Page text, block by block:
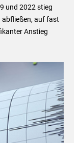
und 2022 stieg
abfließen, auf fast
Anstieg